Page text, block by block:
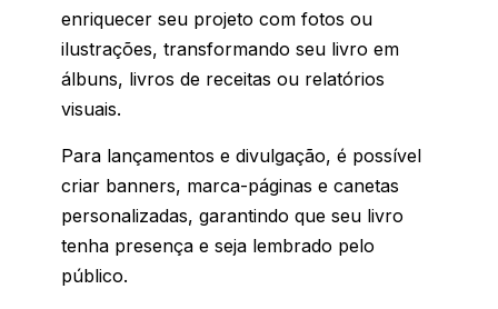
enriquecer seu projeto com fotos ou
ilustrações, transformando seu livro em
álbuns, livros de receitas ou relatórios
visuais.
Para lançamentos e divulgação, é possível
criar banners, marca-páginas e canetas
personalizadas, garantindo que seu livro
tenha presença e seja lembrado pelo
público.